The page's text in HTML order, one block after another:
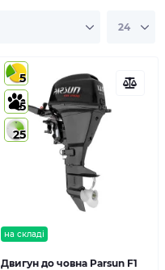
на складі
Двигун до човна Parsun F1
5
5
25